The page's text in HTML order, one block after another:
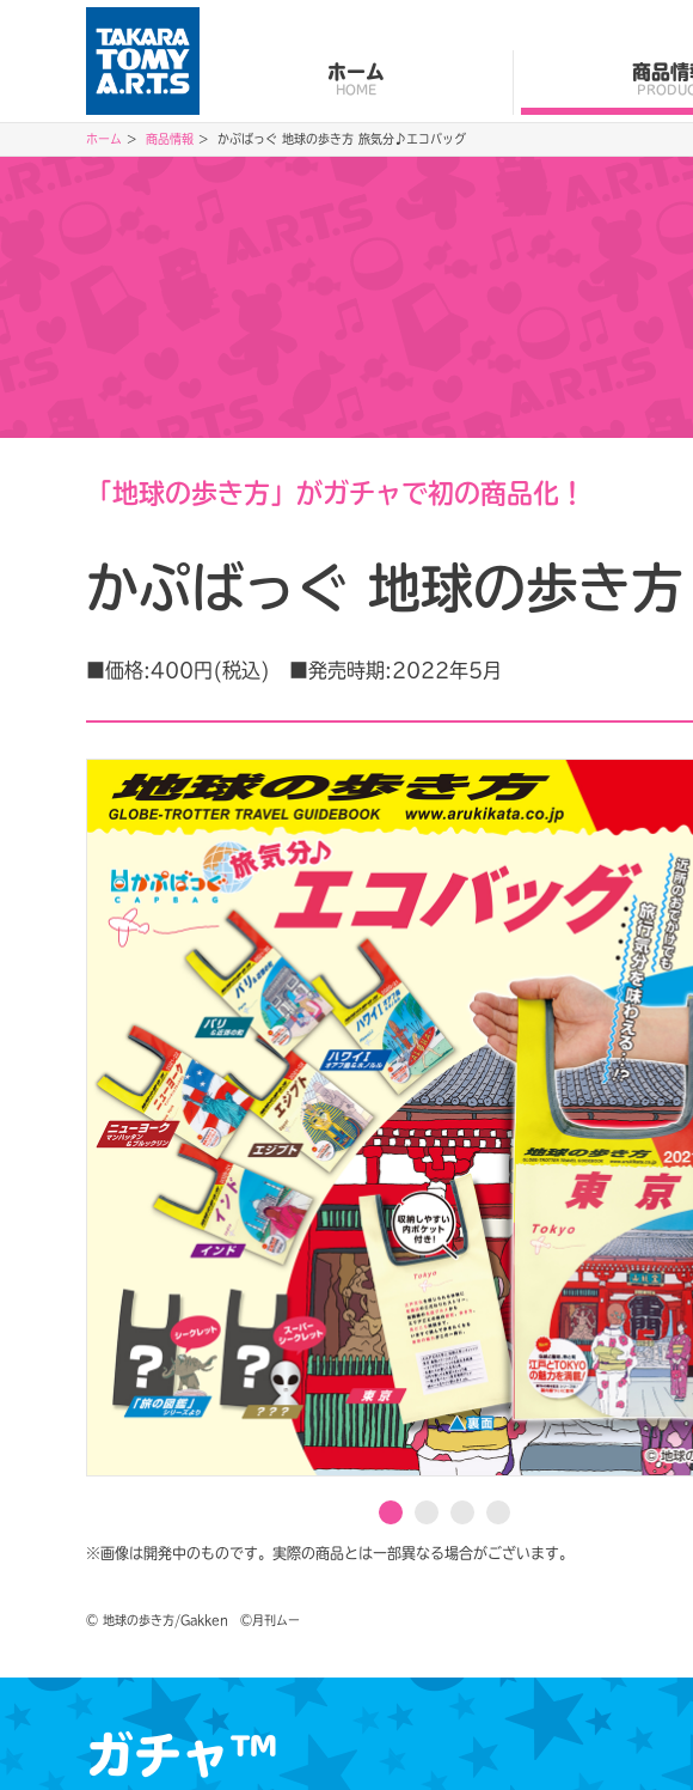
ホーム
HOME
商品情
ホーム 商品情報 かぷばっぐ 地球の歩き方 旅気分♪エコバッグ
「地球の歩き方」がガチャで初の商品化！
かぷばっぐ 地球の歩き
■価格:400円(税込) ■発売時期:2022年5月
※画像は開発中のものです。実際の商品とは一部異なる場合がございます。
© 地球の歩き方/Gakken　©月刊ムー
ガチャ™